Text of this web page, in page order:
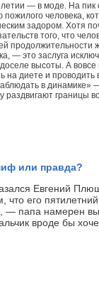
— в моде. На пик
человека,
задором. Хотя
того, что
продолжительности
— это заслуга
высоты. А вовсе
диете и проводить
в динамике»
границы
или правда?
Евгений
что его
— папа намерен
вроде бы